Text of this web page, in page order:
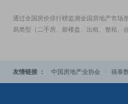
通过全国房价排行榜监测全国房地产市场
易类型（二手房、新楼盘、出租、整租、
友情链接 ： 中国房地产业协会 禧泰